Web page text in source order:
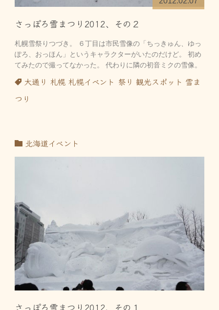
さっぽろ雪まつり2012、その２
札幌雪祭りつづき。 ６丁目は市民雪像の「ちっきゅん、ゆっ
ぽろ、おっほん」というキャラクターがいたのだけど。 初め
てみたので撮ってなかった。 代わりに隣の初音ミクの雪像。
大通り 札幌 札幌イベント 祭り 観光スポット 雪ま
つり
北海道イベント
さっぽろ雪まつり2012、その１